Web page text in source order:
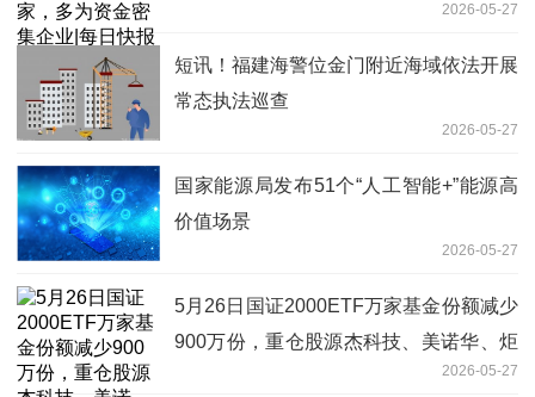
2026-05-27
短讯！福建海警位金门附近海域依法开展
常态执法巡查
2026-05-27
国家能源局发布51个“人工智能+”能源高
价值场景
2026-05-27
5月26日国证2000ETF万家基金份额减少
900万份，重仓股源杰科技、美诺华、炬
2026-05-27